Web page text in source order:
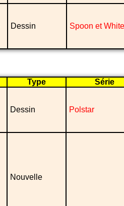
Dessin Spoon et White
Type Série
Dessin Polstar
Nouvelle